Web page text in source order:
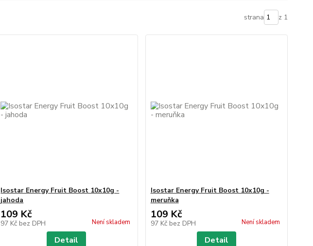
strana z 1
Isostar Energy Fruit Boost 10x10g -
jahoda
109 Kč
97 Kč bez DPH Není skladem
Detail
Isostar Energy Fruit Boost 10x10g -
meruňka
109 Kč
97 Kč bez DPH Není skladem
Detail